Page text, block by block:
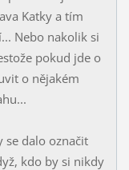
Katky a tím
Nebo nakolik si
pokud jde o
o nějakém
se dalo označit
kdo by si nikdy